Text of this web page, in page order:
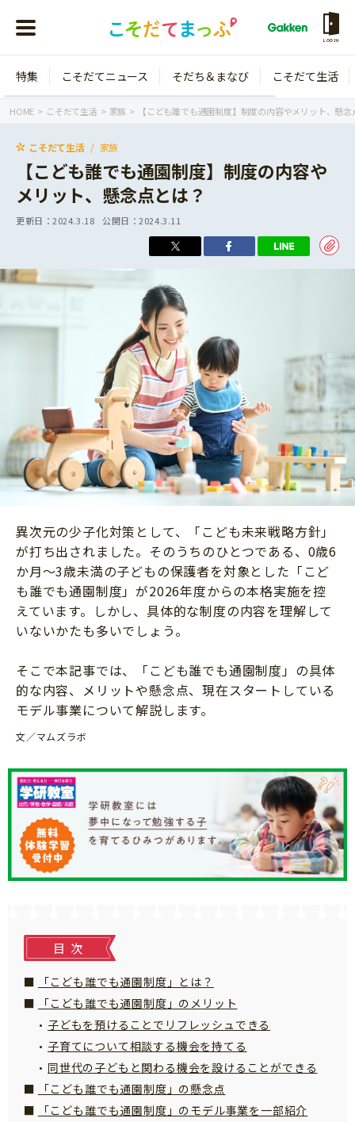
LOGIN
年齢から探す
1歳
年中
小学4年生
小学5年生
小学6年生
こそだてニュース
そだち＆まなび
ワーク・ドリル
幼稚園・保育園
小学校
科学・プログラミング
教育・学習
自由研究・工作
読書感想文
本・読書
運動・あそび・ゲーム
英語
習い事
知育
こそだて生活
住まい
ファッション・美容
行事・イベント
親子でいっしょに
人間関係
おでかけ
家族
マネー
健康
こそだてマンガ
「こそだてまっぷ」とは
サイトのご利⽤にあたって
個⼈情報について
特集 こそだてニュース そだち＆まなび こそだて生活
HOME こそだて生活 家族 【こども誰でも通園制度】制度の内容やメリット、懸
こそだて生活 家族
【こども誰でも通園制度】制度の内容や
メリット、懸念点とは？
更新日：2024.3.18 公開日：2024.3.11
異次元の少子化対策として、「こども未来戦略方針」
が打ち出されました。そのうちのひとつである、0歳6
か月～3歳未満の子どもの保護者を対象とした「こど
も誰でも通園制度」が2026年度からの本格実施を控
えています。しかし、具体的な制度の内容を理解して
いないかたも多いでしょう。
そこで本記事では、「こども誰でも通園制度」の具体
的な内容、メリットや懸念点、現在スタートしている
モデル事業について解説します。
文／マムズラボ
目次
「こども誰でも通園制度」とは？
「こども誰でも通園制度」のメリット
子どもを預けることでリフレッシュできる
子育てについて相談する機会を持てる
同世代の子どもと関わる機会を設けることができる
「こども誰でも通園制度」の懸念点
「こども誰でも通園制度」のモデル事業を一部紹介